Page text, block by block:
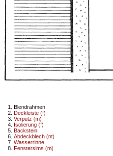
Blendrahmen
Deckleiste (f)
Verputz (m)
Isolierung (f)
Backstein
Abdeckblech (nt)
Wasserrinne
Fenstersims (m)